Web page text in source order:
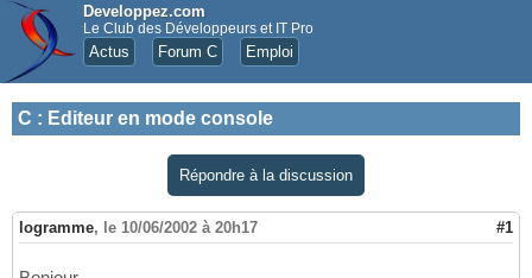
Developpez.com
Le Club des Développeurs et IT Pro
Actus Forum C Emploi
C : Editeur en mode console
Répondre à la discussion
logramme, le 10/06/2002 à 20h17 #1